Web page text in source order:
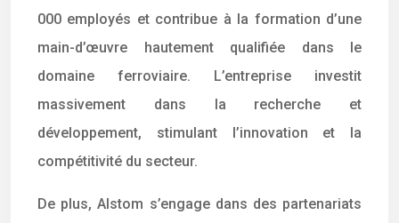
000 employés et contribue à la formation d’une
main-d’œuvre hautement qualifiée dans le
domaine ferroviaire. L’entreprise investit
massivement dans la recherche et
développement, stimulant l’innovation et la
compétitivité du secteur.
De plus, Alstom s’engage dans des partenariats